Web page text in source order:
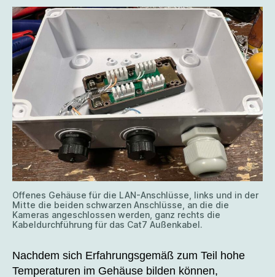
Offenes Gehäuse für die LAN-Anschlüsse, links und in der
Mitte die beiden schwarzen Anschlüsse, an die die
Kameras angeschlossen werden, ganz rechts die
Kabeldurchführung für das Cat7 Außenkabel.
Nachdem sich Erfahrungsgemäß zum Teil hohe
Temperaturen im Gehäuse bilden können,